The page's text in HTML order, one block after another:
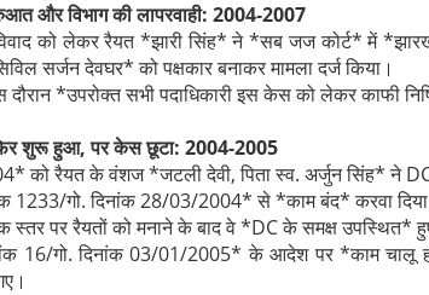
और विभाग की लापरवाही: 2004-2007
को लेकर रैयत *झारी सिंह* ने *सब जज कोर्ट* में
सर्जन देवघर* को पक्षकार बनाकर मामला दर्ज किया।
*उपरोक्त सभी पदाधिकारी इस केस को लेकर काफी
शुरू हुआ, पर केस छूटा: 2004-2005
को रैयत के वंशज *जटली देवी, पिता स्व. अर्जुन सिंह* ने
1233/गो. दिनांक 28/03/2004* से *काम बंद* करवा दिया
स्तर पर रैयतों को मनाने के बाद वे *DC के समक्ष
16/गो. दिनांक 03/01/2005* के आदेश पर *काम चालू